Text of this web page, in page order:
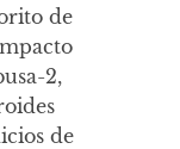
de
2,
de